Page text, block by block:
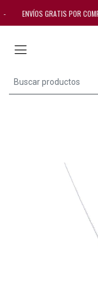
- ENVÍOS GRATIS POR